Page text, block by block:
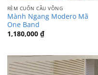
RÈM CUỐN CẦU VỒNG
Mành Ngang Modero Mã
One Band
1,180,000 ₫